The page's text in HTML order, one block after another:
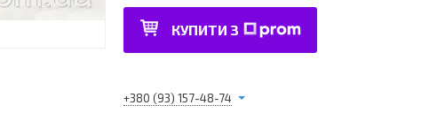
КУПИТИ З
+380 (93) 157-48-74